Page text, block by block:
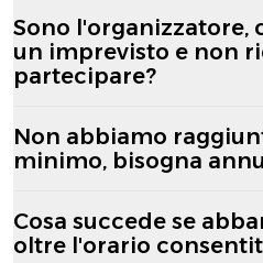
Sono l'organizzatore,
un imprevisto e non
partecipare?
Non abbiamo
minimo, bisogna
Cosa succede se
oltre l'orario